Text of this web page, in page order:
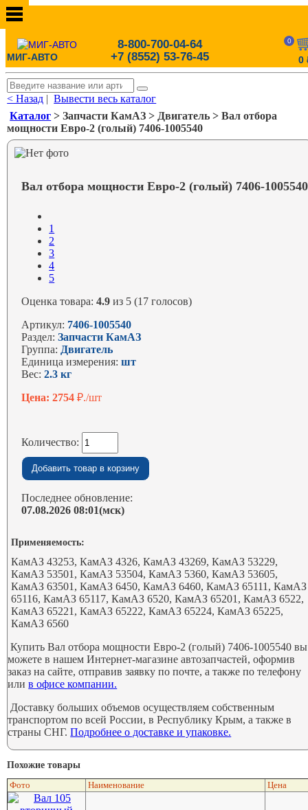
МИГ-АВТО
8-800-700-04-64
+7 (8552) 53-76-45
0
0
< Назад |Вывести весь каталог
Каталог > Запчасти КамАЗ > Двигатель > Вал отбора
мощности Евро-2 (голый) 7406-1005540
Вал отбора мощности Евро-2 (голый) 7406-1005540
1
2
3
4
5
Оценка товара:4.9 из 5 (17 голосов)
Артикул: 7406-1005540
Раздел:Запчасти КамАЗ
Группа: Двигатель
Единица измерения:шт
Вес:2.3 кг
Цена: 2754₽./шт
Количество:
Последнее обновление:
07.08.2026 08:01(мск)
Применяемость:
КамАЗ 43253, КамАЗ 4326, КамАЗ 43269, КамАЗ 53229,
КамАЗ 53501, КамАЗ 53504, КамАЗ 5360, КамАЗ 53605,
КамАЗ 63501, КамАЗ 6450, КамАЗ 6460, КамАЗ 65111, КамАЗ
65116, КамАЗ 65117, КамАЗ 6520, КамАЗ 65201, КамАЗ 6522,
КамАЗ 65221, КамАЗ 65222, КамАЗ 65224, КамАЗ 65225,
КамАЗ 6560
Купить Вал отбора мощности Евро-2 (голый) 7406-1005540 вы
можете в нашем Интернет-магазине автозапчастей, оформив
заказ на сайте, отправив заявку по почте, а также по телефону
илив офисе компании.
Доставку больших объемов осуществляем собственным
транспортом по всей России, в Республику Крым, а также в
страны СНГ.Подробнее о доставке и упаковке.
Похожие товары
Фото Наименование Цена